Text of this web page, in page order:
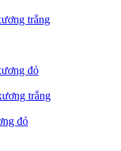
trắng
đỏ
trắng
đỏ